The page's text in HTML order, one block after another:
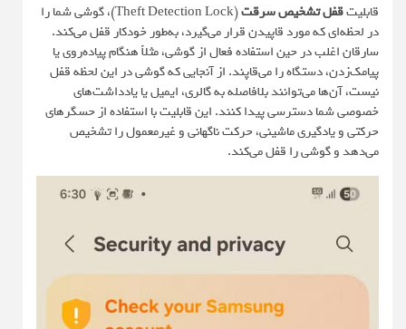
قابلیتقفل تشخیص سرقت
(Theft Detection Lock)، گوشی شما را
در لحظه‌ای که مورد قاپیدن قرار می‌گیرد، به‌طور خودکار قفل می‌کند.
سارقان اغلب در حین استفاده فعال از گوشی، مثلاً هنگام پیاده‌روی یا
پیامک‌زدن، دستگاه را می‌قاپند. از آنجایی که گوشی در این لحظه قفل
نیست، آن‌ها می‌توانند بلافاصله به گالری، ایمیل یا یادداشت‌های
خصوصی شما دسترسی پیدا کنند. این قابلیت با استفاده از حسگرهای
حرکتی و یادگیری ماشینی، حرکت ناگهانی و غیرمعمول را تشخیص
می‌دهد و گوشی را قفل می‌کند.